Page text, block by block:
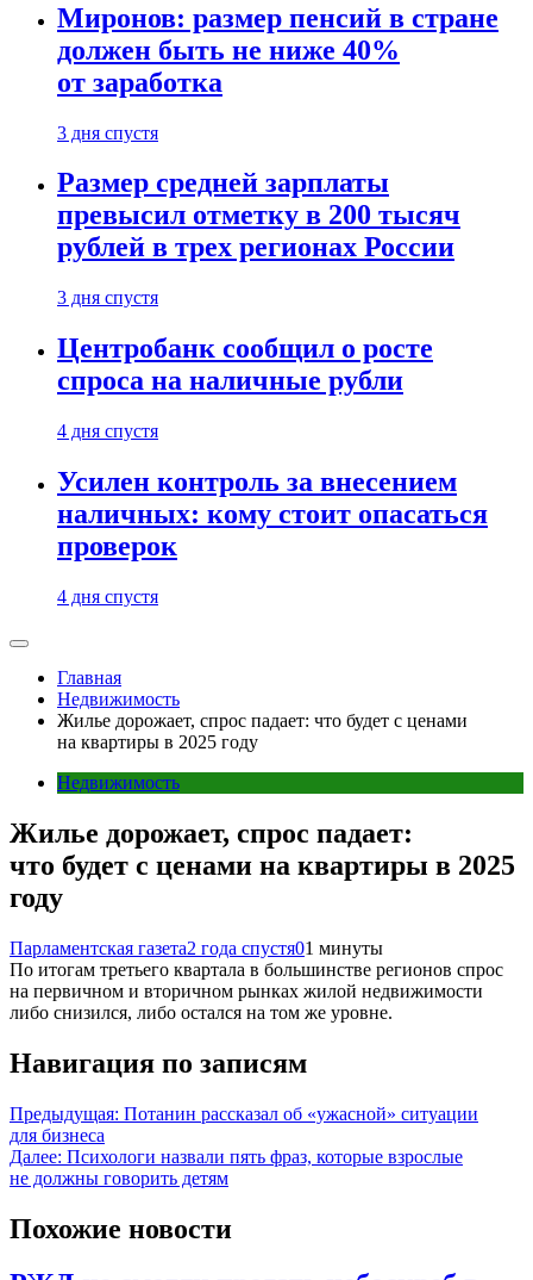
Миронов: размер пенсий в стране
должен быть не ниже 40%
от заработка
3 дня спустя
Размер средней зарплаты
превысил отметку в 200 тысяч
рублей в трех регионах России
3 дня спустя
Центробанк сообщил о росте
спроса на наличные рубли
4 дня спустя
Усилен контроль за внесением
наличных: кому стоит опасаться
проверок
4 дня спустя
Главная
Недвижимость
Жилье дорожает, спрос падает: что будет с ценами
на квартиры в 2025 году
Недвижимость
Жилье дорожает, спрос падает:
что будет с ценами на квартиры в 2025
году
Парламентская газета2 года спустя01 минуты
По итогам третьего квартала в большинстве регионов спрос
на первичном и вторичном рынках жилой недвижимости
либо снизился, либо остался на том же уровне.
Навигация по записям
Предыдущая: Потанин рассказал об «ужасной» ситуации
для бизнеса
Далее: Психологи назвали пять фраз, которые взрослые
не должны говорить детям
Похожие новости